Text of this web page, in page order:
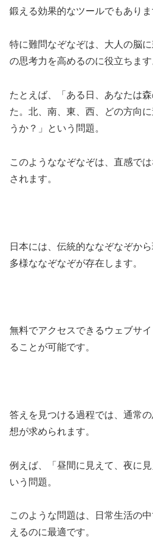
鍛える効果的なツールでもありま
特に難問なぞなぞは、大人の脳
の思考力を高めるのに役立ちます
たとえば、「ある日、あなたは
た。北、南、東、西、どの方向
うか？」という問題。
このようななぞなぞは、直感で
されます。
日本には、伝統的ななぞなぞか
多様ななぞなぞが存在します。
無料でアクセスできるウェブサ
ることが可能です。
答えを見つける過程では、通常
想が求められます。
例えば、「昼間に見えて、夜に
いう問題。
このような問題は、日常生活の
えるのに最適です。